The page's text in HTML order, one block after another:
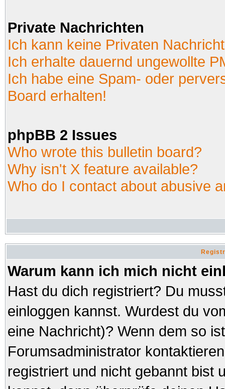
Private Nachrichten
Ich kann keine Privaten
Ich erhalte dauernd ungewollte
Ich habe eine Spam- oder
Board erhalten!
phpBB 2 Issues
Who wrote this bulletin board?
Why isn't X feature available?
Who do I contact about abusive
Warum kann ich mich nicht
Hast du dich registriert? Du
einloggen kannst. Wurdest du
eine Nachricht)? Wenn dem so
Forumsadministrator
registriert und nicht gebannt bist